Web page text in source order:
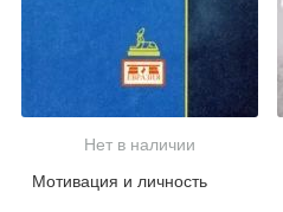
Нет в наличии
Мотивация и личность